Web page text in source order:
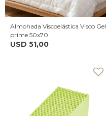
Almohada Viscoelástica Visco Gel
prime 50x70
USD 51,00